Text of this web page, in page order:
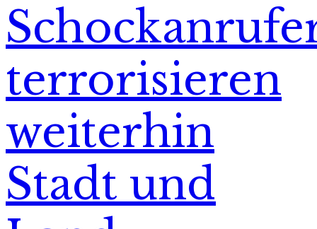
terrorisieren
weiterhin
Stadt und